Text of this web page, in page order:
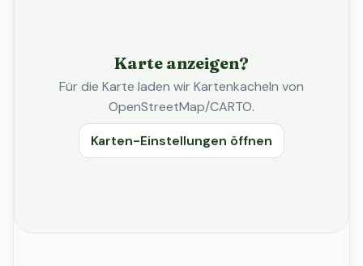
Karte anzeigen?
Für die Karte laden wir Kartenkacheln von
OpenStreetMap/CARTO.
Karten-Einstellungen öffnen